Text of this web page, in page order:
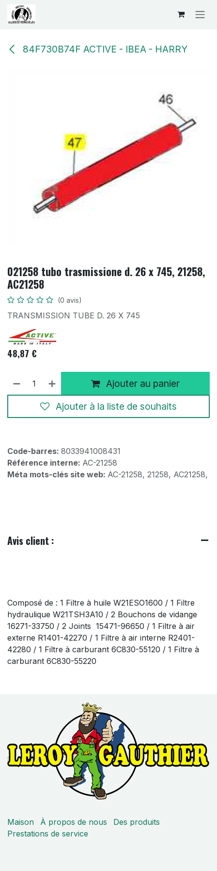
Se rendre au contenu
84F730B74F ACTIVE - IBEA - HARRY
021258 tubo trasmissione d. 26 x 745, 21258,
AC21258
(0 avis)
TRANSMISSION TUBE D. 26 X 745
48,87 €
Ajouter au panier
Ajouter à la liste de souhaits
Code-barres: 8033941008431
Référence interne: AC-21258
Méta mots-clés site web: AC-21258, 21258, AC21258,
Avis client :
Composé de : 1 Filtre à huile W21ESO1600 / 1 Filtre
hydraulique W21TSH3A10 / 2 Bouchons de vidange
16271-33750 / 2 Joints 15471-96650 / 1 Filtre à air
externe R1401-42270 / 1 Filtre à air interne R2401-
42280 / 1 Filtre à carburant 6C830-55120 / 1 Filtre à
carburant 6C830-55220
Maison À propos de nous
Des produits
Prestations de service